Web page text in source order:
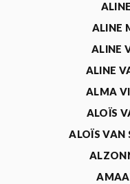
ALINE
ALINE
ALINE
ALMA
ALOÏS
ALOÏS VAN